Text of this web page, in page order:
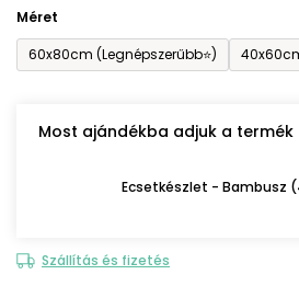
Méret
60x80cm (Legnépszerűbb⭐)
Most ajándékba adjuk a termék
Ecsetkészlet - Bambusz
Szállítás és fizetés